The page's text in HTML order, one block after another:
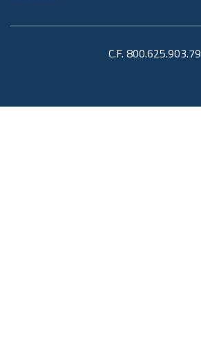
C.F. 800.625.903.79